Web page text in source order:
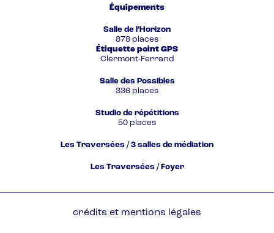
Équipements
Salle de l’Horizon
878 places
Étiquette point GPS
Clermont-Ferrand
Salle des Possibles
336 places
Studio de répétitions
50 places
Les Traversées / 3 salles de médiation
Les Traversées / Foyer
crédits et mentions légales